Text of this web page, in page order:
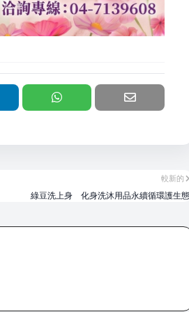
較新的
綠豆洗上身 化身洗沐用品永續循環護生態